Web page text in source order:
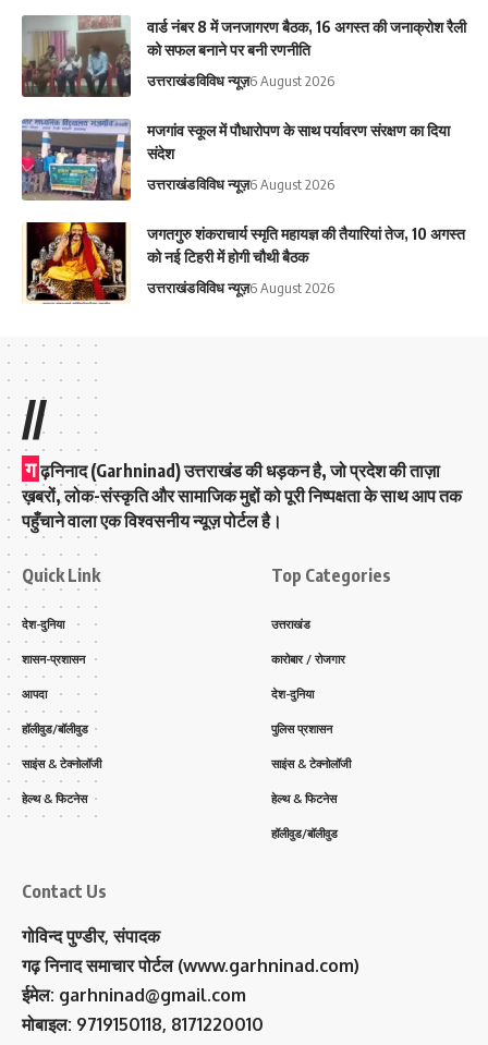
वार्ड नंबर 8 में जनजागरण बैठक, 16 अगस्त की जनाक्रोश रैली
को सफल बनाने पर बनी रणनीति
उत्तराखंडविविध न्यूज़6 August 2026
मजगांव स्कूल में पौधारोपण के साथ पर्यावरण संरक्षण का दिया
संदेश
उत्तराखंडविविध न्यूज़6 August 2026
जगतगुरु शंकराचार्य स्मृति महायज्ञ की तैयारियां तेज, 10 अगस्त
को नई टिहरी में होगी चौथी बैठक
उत्तराखंडविविध न्यूज़6 August 2026
//
ग ढ़निनाद (Garhninad) उत्तराखंड की धड़कन है, जो प्रदेश की ताज़ा
ख़बरों, लोक-संस्कृति और सामाजिक मुद्दों को पूरी निष्पक्षता के साथ आप तक
पहुँचाने वाला एक विश्वसनीय न्यूज़ पोर्टल है।
Quick Link
देश-दुनिया
शासन-प्रशासन
आपदा
हॉलीवुड/बॉलीवुड
साइंस & टेक्नोलॉजी
हेल्थ & फिटनेस
Top Categories
उत्तराखंड
कारोबार / रोजगार
देश-दुनिया
पुलिस प्रशासन
साइंस & टेक्नोलॉजी
हेल्थ & फिटनेस
हॉलीवुड/बॉलीवुड
Contact Us
गोविन्द पुण्डीर, संपादक
गढ़ निनाद समाचार पोर्टल (www.garhninad.com)
ईमेल: garhninad@gmail.com
मोबाइल: 9719150118, 8171220010